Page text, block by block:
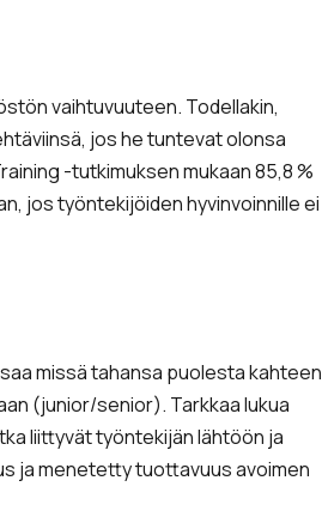
vaihtuvuuteen. Todellakin,
jos he tuntevat olonsa
-tutkimuksen mukaan 85,8 %
jos työntekijöiden hyvinvoinnille ei
missä tahansa puolesta kahteen
(junior/senior). Tarkkaa lukua
liittyvät työntekijän lähtöön ja
ja menetetty tuottavuus avoimen